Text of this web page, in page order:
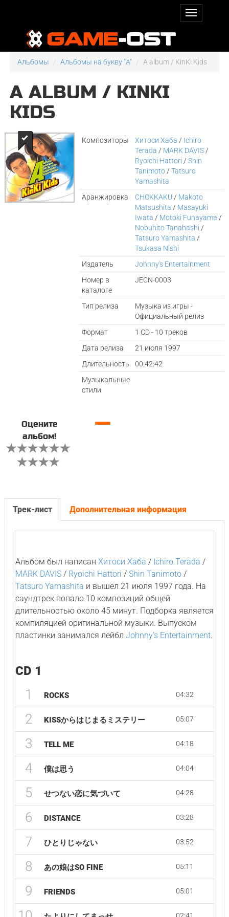
Альбомы Альбомы на букву "A" A album / KinKi Kids
A ALBUM / KINKI
KIDS
Композиторы Хитоси Хаба / Ichiro
Terada / MARK DAVIS /
Ryoichi Hattori /Shin
Tanimoto /Tatsuro
Yamashita
Аранжировка
CHOKKAKU / Makoto
Matsushita / Masayuki
Iwata / Motoki Funayama /
Nobuhito Tanahashi /
Tatsuro Yamashita /
Tsukasa Nishi
Издатель
Johnny's Entertainment
Номер в
каталоге
JECN-0003
Тип релиза
Музыка из игры -
Официальный релиз
Формат
1 CD - 10 треков
Дата релиза
21 июля 1997
Длительность
00:42:42
Музыкальные
стили
Оцените
альбом!
—
Трек-лист Дополнительная информация
Альбом был написан Хитоси Хаба / Ichiro Terada /
MARK DAVIS/ Ryoichi Hattori / Shin Tanimoto/
Tatsuro Yamashita и вышел 21 июля 1997 года. На
саундтрек попало 10 композиций общей
длительностью около 45 минут. Подборка является
компиляцией оригинальной музыки. Выпуском
пластинки занимался лейбл Johnny's Entertainment.
CD 1
1 ROCKS 04:32
2 KISSからはじまるミステリー 05:07
3 TELL ME 04:18
4 僕は思う 04:04
5 せつない恋に気づいて 04:28
6 DISTANCE 03:28
7 ひとりじゃない 03:52
8 あの娘はSO FINE 05:11
9 FRIENDS 05:01